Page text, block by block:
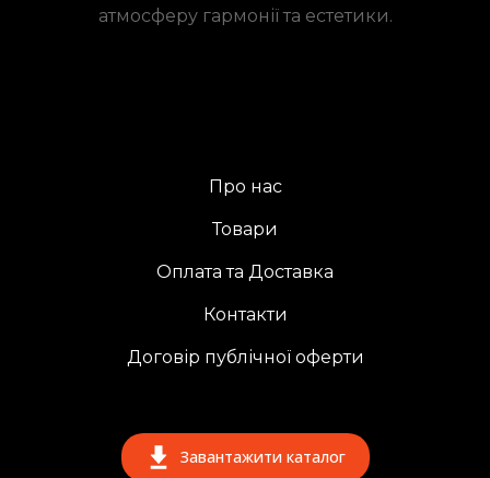
атмосферу гармонії та естетики.
Про нас
Товари
Оплата та Доставка
Контакти
Договір публічної оферти
Завантажити каталог